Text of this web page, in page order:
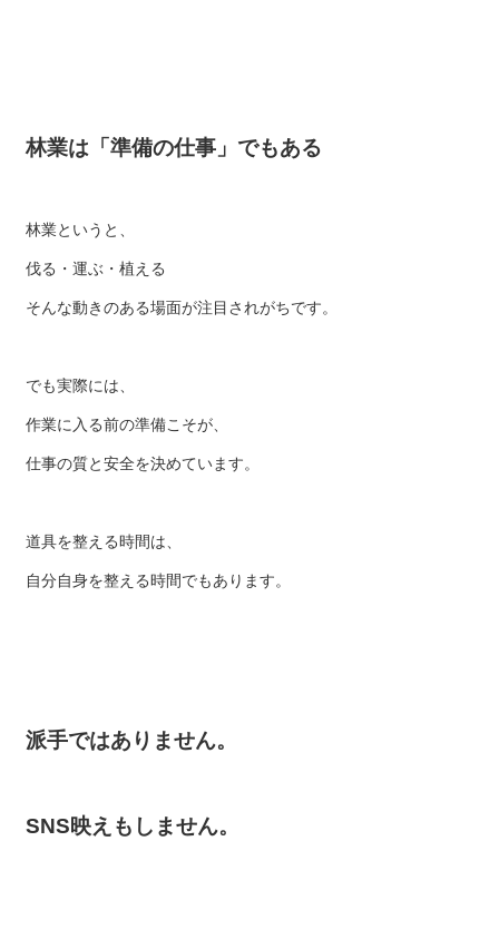
林業は「準備の仕事」でもある
林業というと、
伐る・運ぶ・植える
そんな動きのある場面が注目されがちです。
でも実際には、
作業に入る前の準備こそが、
仕事の質と安全を決めています。
道具を整える時間は、
自分自身を整える時間でもあります。
派手ではありません。
SNS映えもしません。